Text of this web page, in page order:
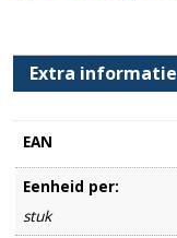
Extra informatie
EAN
Eenheid per:
stuk